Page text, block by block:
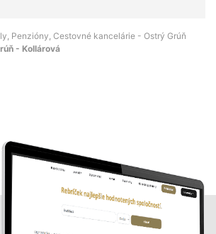
Penzióny, Cestovné kancelárie - Ostrý Grúň
- Kollárová